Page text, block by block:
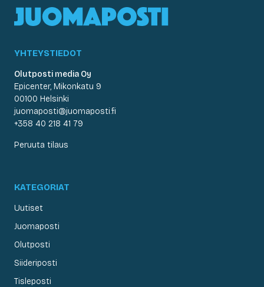
YHTEYSTIEDOT
Olutposti media Oy
Epicenter, Mikonkatu 9
00100 Helsinki
juomaposti@juomaposti.fi
+358 40 218 41 79
Peruuta tilaus
KATEGORIAT
Uutiset
Juomaposti
Olutposti
Siideriposti
Tisleposti